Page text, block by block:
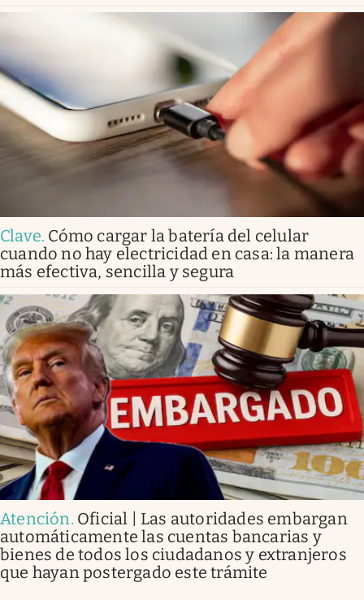
Clave. Cómo cargar la batería del celular
cuando no hay electricidad en casa: la manera
más efectiva, sencilla y segura
Atención. Oficial | Las autoridades embargan
automáticamente las cuentas bancarias y
bienes de todos los ciudadanos y extranjeros
que hayan postergado este trámite